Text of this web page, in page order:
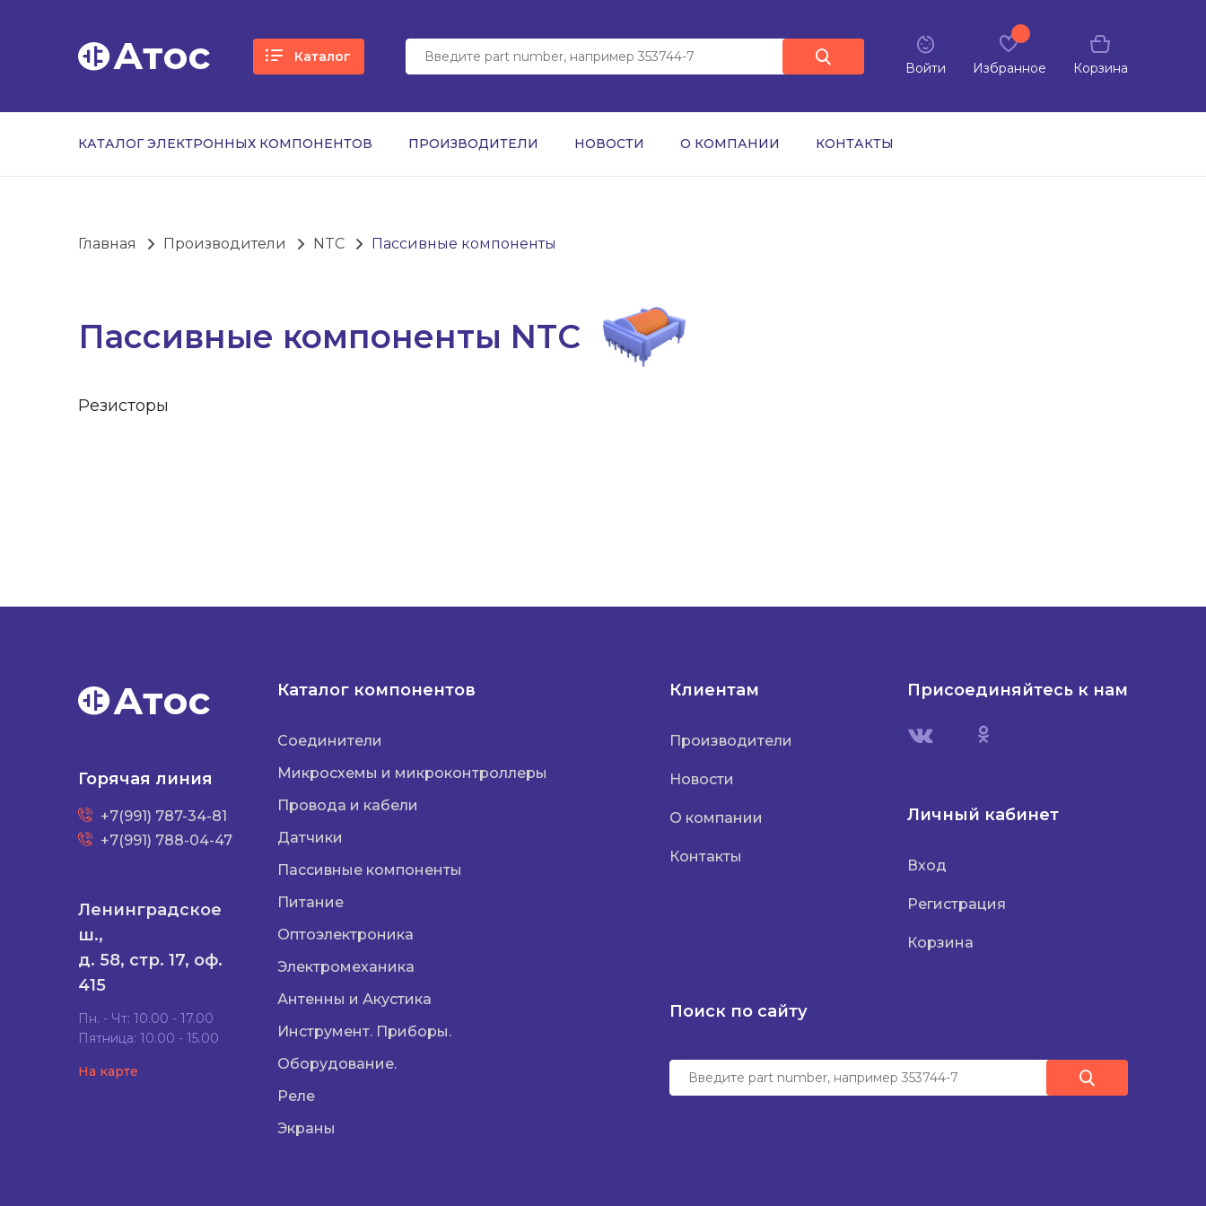
Атос Каталог
Войти Избранное Корзина
КАТАЛОГ ЭЛЕКТРОННЫХ КОМПОНЕНТОВ ПРОИЗВОДИТЕЛИ НОВОСТИ О КОМПАНИИ КОНТАКТЫ
Главная Производители NTC Пассивные компоненты
Пассивные компоненты NTC
Резисторы
Атос
Горячая линия
+7(991) 787-34-81
+7(991) 788-04-47
Ленинградское
ш.,
д. 58, стр. 17, оф.
415
Пн. - Чт: 10.00 - 17.00
Пятница: 10.00 - 15.00
На карте
Каталог компонентов
Соединители
Микросхемы и микроконтроллеры
Провода и кабели
Датчики
Пассивные компоненты
Питание
Оптоэлектроника
Электромеханика
Антенны и Акустика
Инструмент. Приборы.
Оборудование.
Реле
Экраны
Клиентам
Производители
Новости
О компании
Контакты
Присоединяйтесь к нам
Личный кабинет
Вход
Регистрация
Корзина
Поиск по сайту